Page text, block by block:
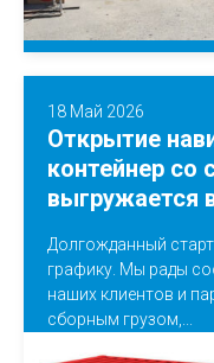
18 Май 2026
Открытие
контейнер со
выгружается
Долгожданный
графику. Мы рады
наших клиентов и
сборным грузом,...